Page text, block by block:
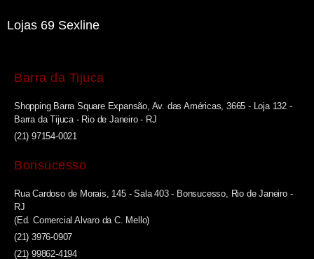
Lojas 69 Sexline
Barra da Tijuca
Shopping Barra Square Expansão, Av. das Américas, 3665 - Loja 132 -
Barra da Tijuca - Rio de Janeiro - RJ
(21) 97154-0021
Bonsucesso
Rua Cardoso de Morais, 145 - Sala 403 - Bonsucesso, Rio de Janeiro -
RJ
(Ed. Comercial Alvaro da C. Mello)
(21) 3976-0907
(21) 99862-4194